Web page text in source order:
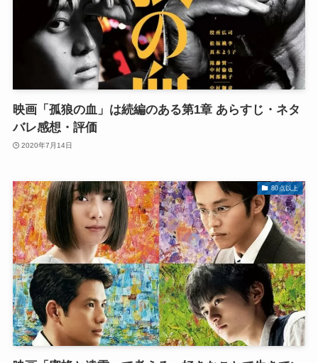
映画「孤狼の血」は続編のある第1章 あらすじ・ネタ
バレ感想・評価
2020年7月14日
80点以上